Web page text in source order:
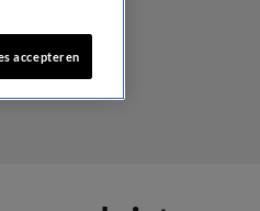
accepteren